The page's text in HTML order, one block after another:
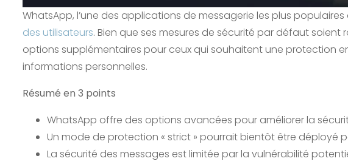
WhatsApp, l’une des applications de messagerie les plus
des utilisateurs. Bien que ses mesures de sécurité par défaut soient
options supplémentaires pour ceux qui souhaitent une protection
informations personnelles.
Résumé en 3 points
WhatsApp offre des options avancées pour améliorer la
Un mode de protection « strict » pourrait bientôt être déployé
La sécurité des messages est limitée par la vulnérabilité